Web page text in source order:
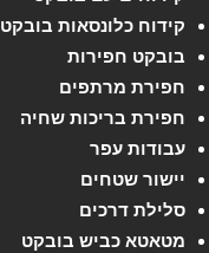
קידוח כלונסאות בובקט
בובקט חפירות
חפירת מרתפים
חפירת בריכות שחיה
עבודות עפר
יישור שטחים
סלילת דרכים
מטאטא כביש בובקט